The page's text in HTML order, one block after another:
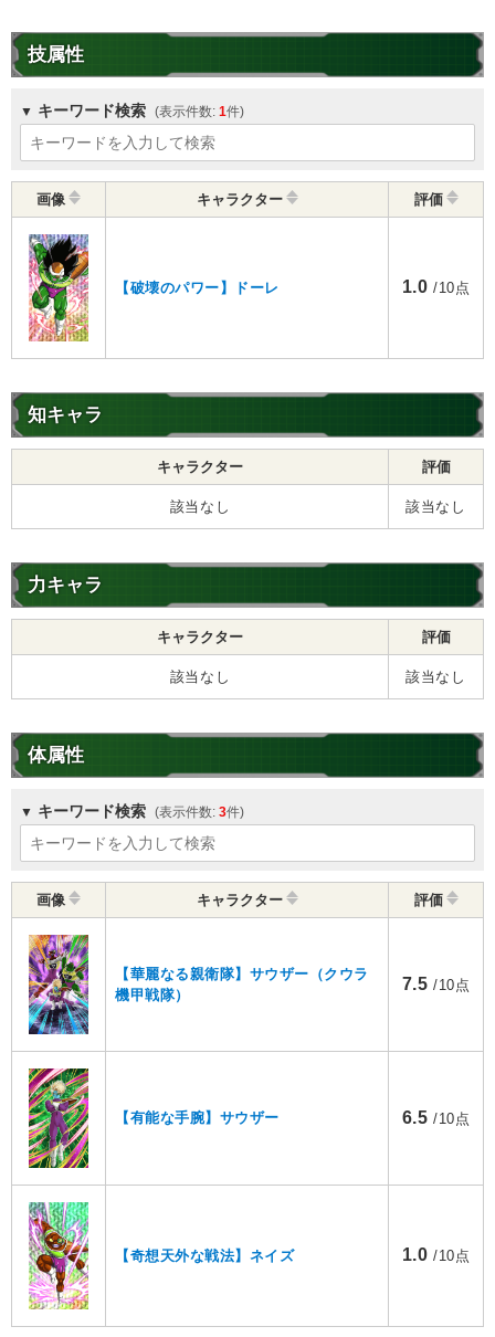
技属性
キーワード検索 1
画像 キャラクター 評価
【破壊のパワー】ドーレ 1.0 /10点
知キャラ
キャラクター 評価
該当なし 該当なし
力キャラ
キャラクター 評価
該当なし 該当なし
体属性
キーワード検索 3
画像 キャラクター 評価
【華麗なる親衛隊】サウザー（クウラ
機甲戦隊）
7.5 /10点
【有能な手腕】サウザー 6.5 /10点
【奇想天外な戦法】ネイズ 1.0 /10点